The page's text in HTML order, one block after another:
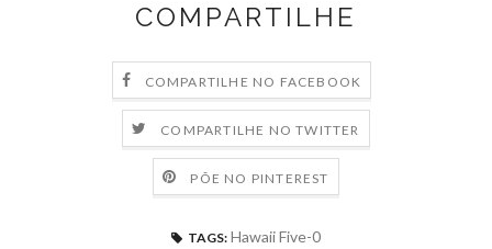
COMPARTILHE
COMPARTILHE NO FACEBOOK
COMPARTILHE NO TWITTER
PÕE NO PINTEREST
TAGS: Hawaii Five-0